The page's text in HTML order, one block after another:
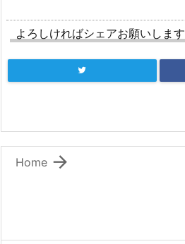
よろしければシェアお願いします

Home